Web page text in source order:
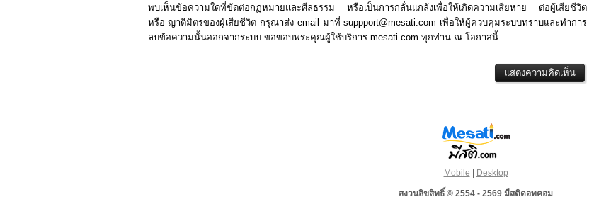
พบเห็นข้อความใดที่ขัดต่อกฏหมายและศีลธรรม หรือเป็นการกลั่นแกล้งเพื่อให้เกิดความเสียหาย ต่อผู้เสียชีวิต
หรือ ญาติมิตรของผู้เสียชีวิต กรุณาส่ง email มาที่ suppport@mesati.com เพื่อให้ผู้ควบคุมระบบทราบและทำการ
ลบข้อความนั้นออกจากระบบ ขอขอบพระคุณผู้ใช้บริการ mesati.com ทุกท่าน ณ โอกาสนี้
Mobile | Desktop
สงวนลิขสิทธิ์ © 2554 - 2569 มีสติดอทคอม